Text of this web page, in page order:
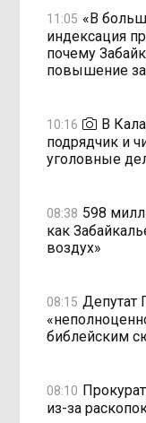
11:05 «В
индексация
почему
повышение
10:16
В
подрядчик и
уголовные
08:38 598
как
воздух»
08:15 Депутат
библейским
08:10
из-за